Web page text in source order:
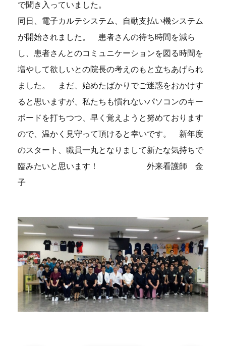
で聞き入っていました。
同日、電子カルテシステム、自動支払い機システム
が開始されました。 患者さんの待ち時間を減ら
し、患者さんとのコミュニケーションを図る時間を
増やして欲しいとの院長の考えのもと立ちあげられ
ました。 まだ、始めたばかりでご迷惑をおかけす
ると思いますが、私たちも慣れないパソコンのキー
ボードを打ちつつ、早く覚えようと努めております
ので、温かく見守って頂けると幸いです。 新年度
のスタート、職員一丸となりまして新たな気持ちで
臨みたいと思います！ 外来看護師 金
子